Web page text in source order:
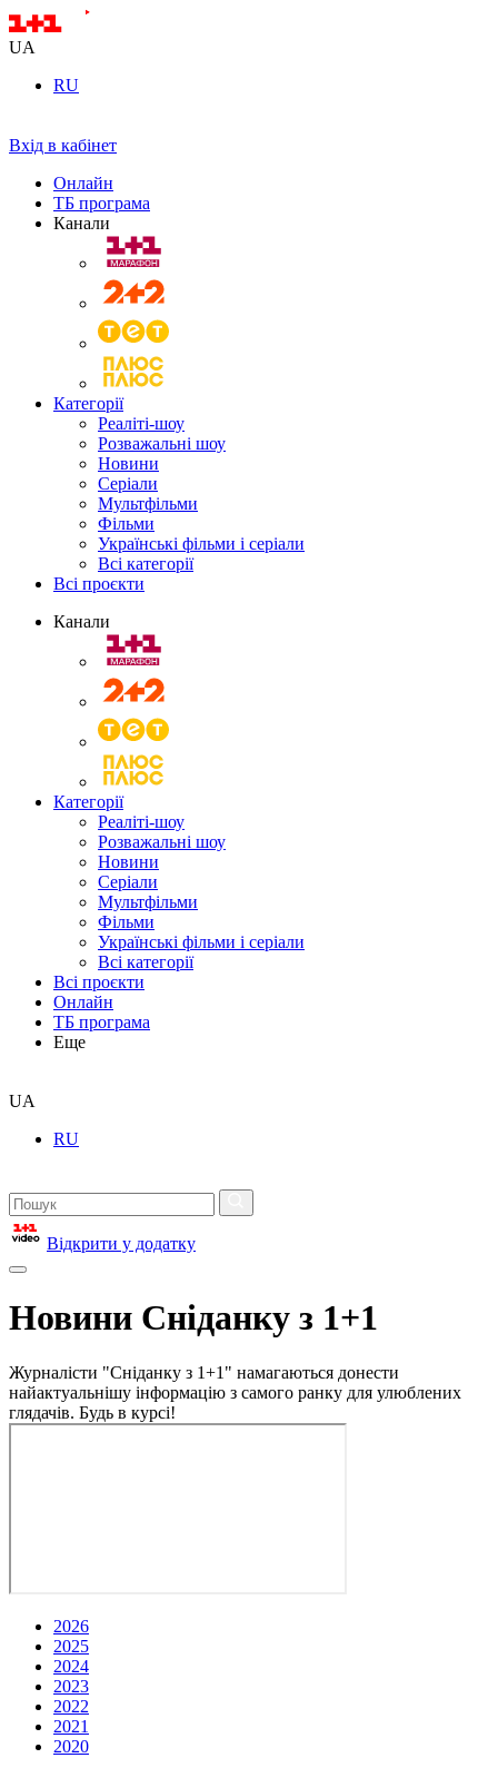
UA
RU
Вхід в кабінет
Онлайн
ТБ програма
Канали
Категорії
Реаліті-шоу
Розважальні шоу
Новини
Серіали
Мультфільми
Фільми
Українські фільми і серіали
Всі категорії
Всі проєкти
Канали
Категорії
Реаліті-шоу
Розважальні шоу
Новини
Серіали
Мультфільми
Фільми
Українські фільми і серіали
Всі категорії
Всі проєкти
Онлайн
ТБ програма
Еще
UA
RU
Відкрити у додатку
Новини Сніданку з 1+1
Журналісти "Сніданку з 1+1" намагаються донести
найактуальнішу інформацію з самого ранку для улюблених
глядачів. Будь в курсі!
2026
2025
2024
2023
2022
2021
2020